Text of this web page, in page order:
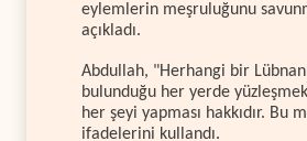
eylemlerin meşruluğunu
açıkladı.
Abdullah, "Herhangi bir
bulunduğu her yerde
her şeyi yapması hakkıdır. Bu
ifadelerini kullandı.